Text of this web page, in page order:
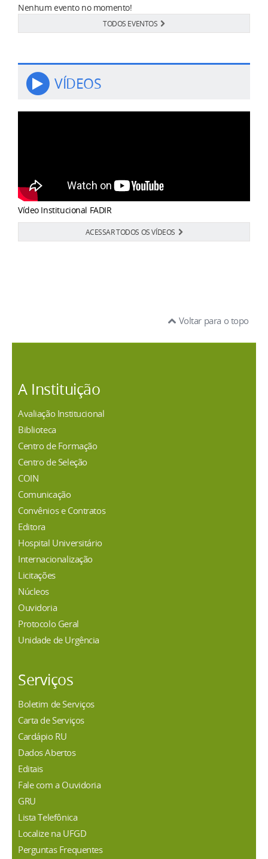
Nenhum evento no momento!
TODOS EVENTOS
VÍDEOS
Vídeo Institucional FADIR
ACESSAR TODOS OS VÍDEOS
Voltar para o topo
A Instituição
Avaliação Institucional
Biblioteca
Centro de Formação
Centro de Seleção
COIN
Comunicação
Convênios e Contratos
Editora
Hospital Universitário
Internacionalização
Licitações
Núcleos
Ouvidoria
Protocolo Geral
Unidade de Urgência
Serviços
Boletim de Serviços
Carta de Serviços
Cardápio RU
Dados Abertos
Editais
Fale com a Ouvidoria
GRU
Lista Telefônica
Localize na UFGD
Perguntas Frequentes